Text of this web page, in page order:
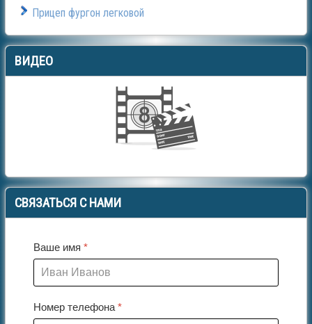
Прицеп фургон легковой
ВИДЕО
СВЯЗАТЬСЯ С НАМИ
Ваше имя *
Номер телефона *